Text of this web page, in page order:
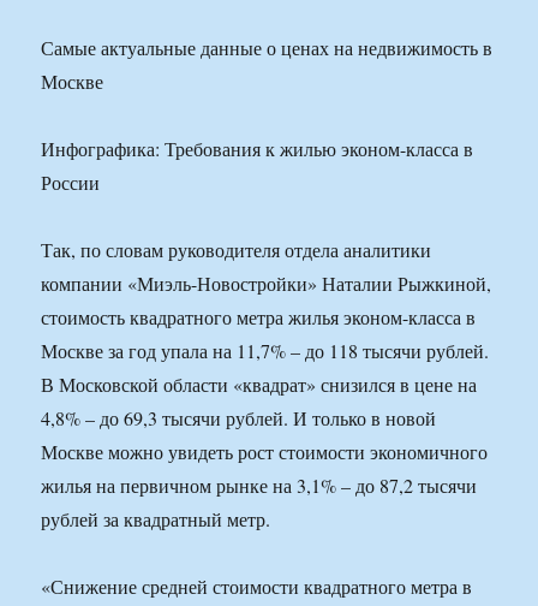
Самые актуальные данные о ценах на недвижимость в
Москве
Инфографика: Требования к жилью эконом-класса в
России
Так, по словам руководителя отдела аналитики
компании «Миэль-Новостройки» Наталии Рыжкиной,
стоимость квадратного метра жилья эконом-класса в
Москве за год упала на 11,7% – до 118 тысячи рублей.
В Московской области «квадрат» снизился в цене на
4,8% – до 69,3 тысячи рублей. И только в новой
Москве можно увидеть рост стоимости экономичного
жилья на первичном рынке на 3,1% – до 87,2 тысячи
рублей за квадратный метр.
«Снижение средней стоимости квадратного метра в